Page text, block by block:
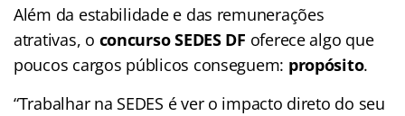
Além da estabilidade e das remunerações
atrativas, o concurso SEDES DF oferece algo que
poucos cargos públicos conseguem: propósito.
“Trabalhar na SEDES é ver o impacto direto do seu